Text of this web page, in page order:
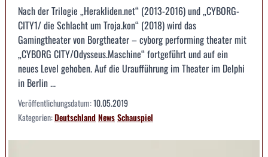
Nach der Trilogie „Herakliden.net“ (2013-2016) und „CYBORG-
CITY1/ die Schlacht um Troja.kon“ (2018) wird das
Gamingtheater von Borgtheater – cyborg performing theater mit
„CYBORG CITY/Odysseus.Maschine“ fortgeführt und auf ein
neues Level gehoben. Auf die Uraufführung im Theater im Delphi
in Berlin ...
Veröffentlichungsdatum:10.05.2019
Kategorien:DeutschlandNewsSchauspiel